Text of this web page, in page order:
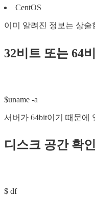
CentOS
이미 알려진 정보는 상
32비트 또는 64
$uname -a
서버가 64bit이기 때문에
디스크 공간 확인
$ df